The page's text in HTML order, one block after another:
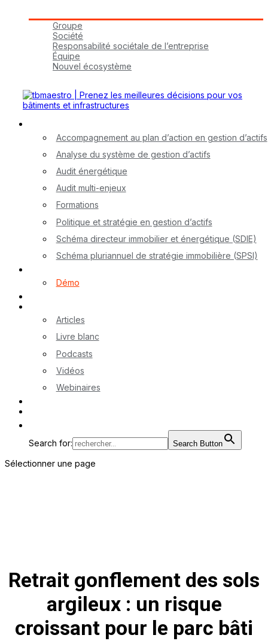
Groupe
Société
Responsabilité sociétale de l’entreprise
Équipe
Nouvel écosystème
Accompagnement au plan d’action en gestion d’actifs
Analyse du système de gestion d’actifs
Audit énergétique
Audit multi-enjeux
Formations
Politique et stratégie en gestion d’actifs
Schéma directeur immobilier et énergétique (SDIE)
Schéma pluriannuel de stratégie immobilière (SPSI)
Démo
Articles
Livre blanc
Podcasts
Vidéos
Webinaires
Search for: Search Button
Sélectionner une page
Retrait gonflement des sols
argileux : un risque
croissant pour le parc bâti